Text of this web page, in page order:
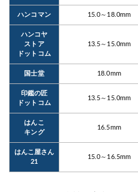
ハンコマン 15.0～18.0mm
ハンコヤ
ストア
ドットコム
13.5～15.0mm
国士堂 18.0mm
印鑑の匠
ドットコム
13.5～15.0mm
はんこ
キング
16.5mm
はんこ屋さん
21
15.0～16.5mm